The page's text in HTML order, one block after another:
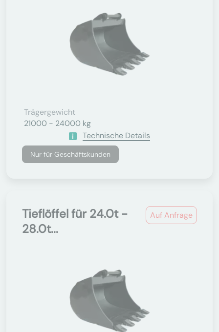
Trägergewicht
21000 - 24000 kg
Technische Details
Nur für Geschäftskunden
Auf Anfrage
Tieflöffel für 24.0t -
28.0t...